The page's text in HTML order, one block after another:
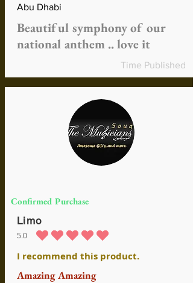
Abu Dhabi
Beautiful symphony of our
national anthem .. love it
Time Published
Confirmed Purchase
Limo
5.0
средний рейтинг 5 из 5
I recommend this product.
Amazing Amazing